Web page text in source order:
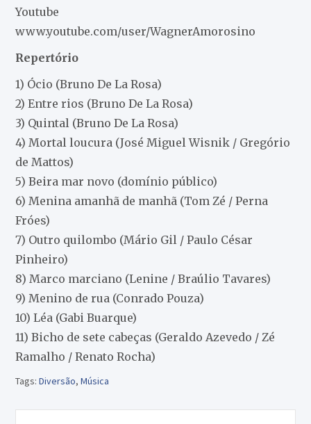
Youtube
www.youtube.com/user/WagnerAmorosino
Repertório
1) Ócio (Bruno De La Rosa)
2) Entre rios (Bruno De La Rosa)
3) Quintal (Bruno De La Rosa)
4) Mortal loucura (José Miguel Wisnik / Gregório
de Mattos)
5) Beira mar novo (domínio público)
6) Menina amanhã de manhã (Tom Zé / Perna
Fróes)
7) Outro quilombo (Mário Gil / Paulo César
Pinheiro)
8) Marco marciano (Lenine / Braúlio Tavares)
9) Menino de rua (Conrado Pouza)
10) Léa (Gabi Buarque)
11) Bicho de sete cabeças (Geraldo Azevedo / Zé
Ramalho / Renato Rocha)
Tags: Diversão, Música